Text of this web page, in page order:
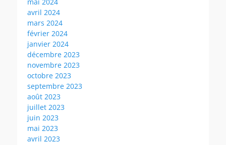
avril 2024
mars 2024
février 2024
janvier 2024
décembre 2023
novembre 2023
octobre 2023
septembre 2023
août 2023
juillet 2023
juin 2023
mai 2023
avril 2023